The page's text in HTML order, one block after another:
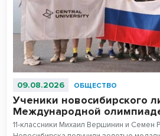
09.08.2026 ОБЩЕСТВО
Ученики новосибирского
Международной
11-классники Михаил Вершинин и Семен